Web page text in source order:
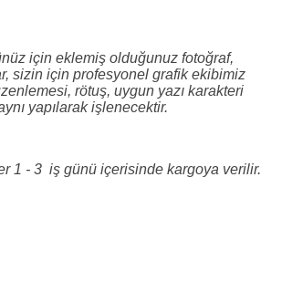
için eklemiş olduğunuz fotoğraf,
sizin için profesyonel grafik ekibimiz
rötuş, uygun yazı karakteri
yapılarak işlenecektir.
1 - 3 iş günü içerisinde kargoya verilir.